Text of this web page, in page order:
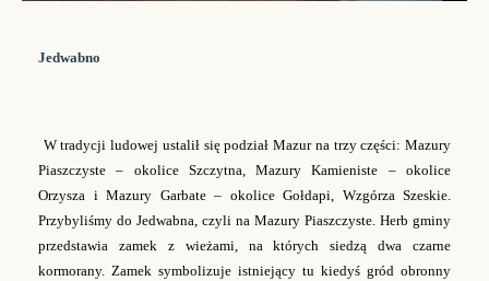
Jedwabno
W tradycji ludowej ustalił się podział Mazur na trzy części: Mazury
Piaszczyste– okolice Szczytna, Mazury Kamieniste –okolice
Orzysza i Mazury Garbate – okolice Gołdapi, Wzgórza Szeskie.
Przybyliśmy do Jedwabna, czyli na Mazury Piaszczyste. Herb gminy
przedstawia zamek z wieżami, na których siedzą dwa czarne
kormorany. Zamek symbolizuje istniejący tu kiedyś gród obronny